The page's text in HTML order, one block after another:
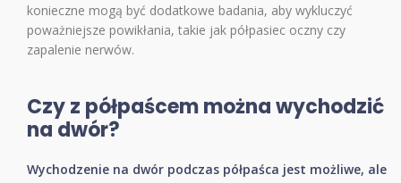
konieczne mogą być dodatkowe badania, aby wykluczyć
poważniejsze powikłania, takie jak półpasiec oczny czy
zapalenie nerwów.
Czy z półpaścem można wychodzić
na dwór?
Wychodzenie na dwór podczas półpaśca jest możliwe, ale